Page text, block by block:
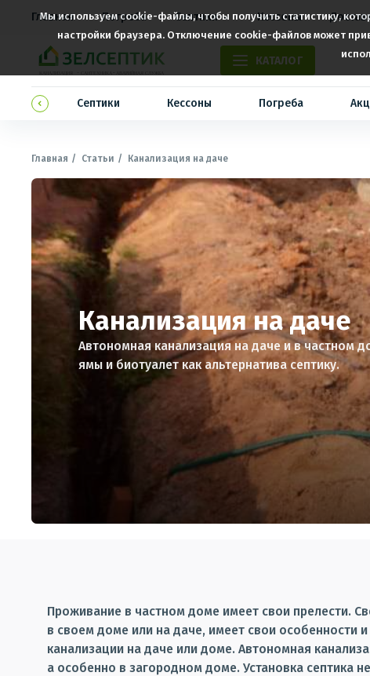
Главная Погреба Септики Кессоны
КАТАЛОГ
Септики Кессоны Погреба
Главная Статьи Канализация на даче
Канализация на даче
Автономная канализация на даче и в частном
ямы и биотуалет как альтернатива септику.
Проживание в частном доме имеет свои прелести.
в своем доме или на даче, имеет свои особенности
канализации на даче или доме. Автономная
а особенно в загородном доме. Установка септика
Мы используем cookie-файлы, чтобы получить статистику,
настройки браузера. Отключение cookie-файлов может